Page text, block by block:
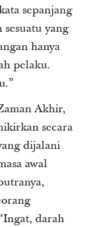
sepanjang
yang
hanya
pelaku.
Akhir,
secara
dijalani
awal
darah